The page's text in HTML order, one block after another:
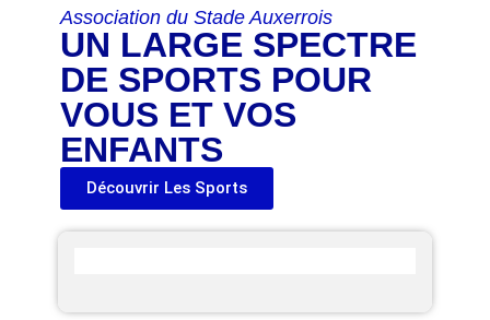
Association du Stade Auxerrois
UN LARGE SPECTRE
DE SPORTS POUR
VOUS ET VOS
ENFANTS
Découvrir Les Sports